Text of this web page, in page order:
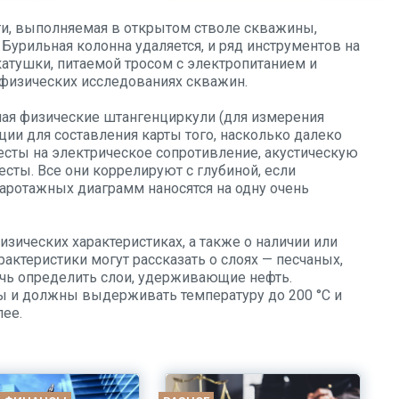
выполняемая в открытом стволе скважины,
колонна удаляется, и ряд инструментов на
питаемой тросом с электропитанием и
исследованиях скважин.
физические штангенциркули (для измерения
для составления карты того, насколько далеко
на электрическое сопротивление, акустическую
Все они коррелируют с глубиной, если
диаграмм наносятся на одну очень
характеристиках, а также о наличии или
могут рассказать о слоях — песчаных,
определить слои, удерживающие нефть.
и должны выдерживать температуру до 200 °C и